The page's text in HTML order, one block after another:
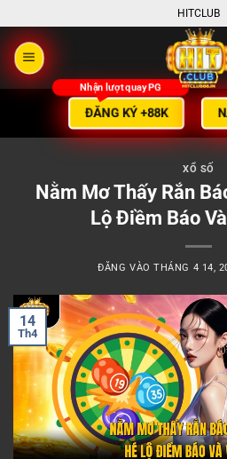
qua
nội
dung
HITCLUB
ĐĂNG KÝ +88K
XỔ SỐ
Nằm Mơ Thấy Rắn
Lộ Điềm Báo
ĐĂNG VÀOTHÁNG 4 14,
14
Th4